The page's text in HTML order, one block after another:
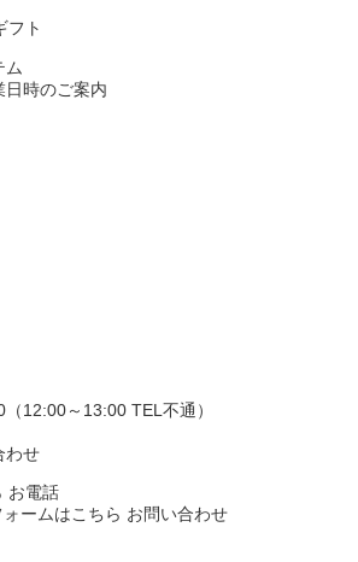
フト
日時のご案内
12:00～13:00 TEL不通）
わせ
お電話
お問い合わせ